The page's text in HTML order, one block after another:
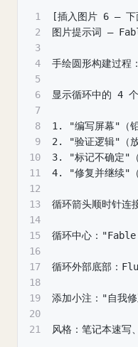
1
[插入图片 6 — 下
2
图片提示词 —
3
4
手绘圆形构建过程：
5
6
显示循环中的 4 个
7
8
1. "编写屏幕"（铅
9
2. "验证逻辑"（放
10
3. "标记不确定"（
11
4. "修复并继续"（
12
13
循环箭头顺时针连
14
15
循环中心：
16
17
循环外部底部：
18
19
添加小注："自我
20
21
风格：笔记本速写